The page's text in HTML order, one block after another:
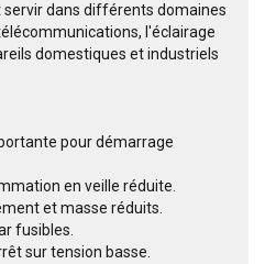
servir dans différents domaines
l'éclairage
domestiques et industriels
pour démarrage
en veille réduite.
et masse réduits.
fusibles.
sur tension basse.